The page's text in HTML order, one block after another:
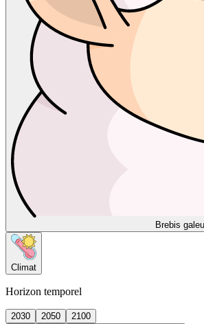
Brebis
Climat
Horizon temporel
2030 2050
2100